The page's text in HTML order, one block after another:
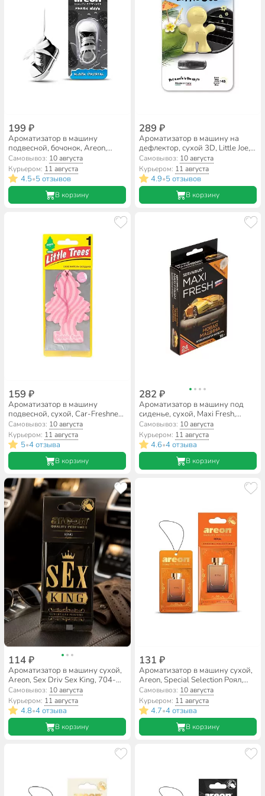
199 ₽
Ароматизатор в машину
подвесной, бочонок, Areon,
Fresh Wave Черный лед, 704-
KED-901
Самовывоз: 10 августа
Курьером: 11 августа
4.5•5 отзывов
В корзину
289 ₽
Ароматизатор в машину на
дефлектор, сухой 3D, Little Joe,
Пина Колада, EF1414
Самовывоз: 10 августа
Курьером: 11 августа
4.9•5 отзывов
В корзину
159 ₽
Ароматизатор в машину
подвесной, сухой, Car-Freshner,
Бабл гам, 10348
Самовывоз: 10 августа
Курьером: 11 августа
5•4 отзыва
В корзину
282 ₽
Ароматизатор в машину под
сиденье, сухой, Maxi Fresh,
Новая машина, MF-115
Самовывоз: 10 августа
Курьером: 11 августа
4.6•4 отзыва
В корзину
114 ₽
Ароматизатор в машину сухой,
Areon, Sex Driv Sex King, 704-
ASK-01
Самовывоз: 10 августа
Курьером: 11 августа
4.8•4 отзыва
В корзину
131 ₽
Ароматизатор в машину сухой,
Areon, Special Selection Роял,
704-SS-05
Самовывоз: 10 августа
Курьером: 11 августа
4.7•4 отзыва
В корзину